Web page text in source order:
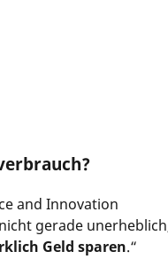
and Innovation
gerade
Geld sparen.“